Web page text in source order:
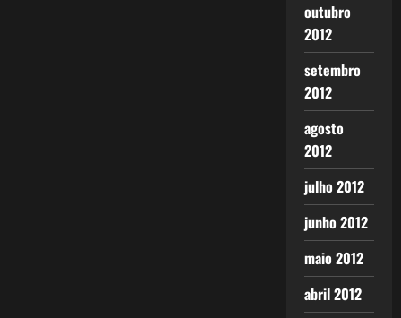
outubro
2012
setembro
2012
agosto
2012
julho 2012
junho 2012
maio 2012
abril 2012